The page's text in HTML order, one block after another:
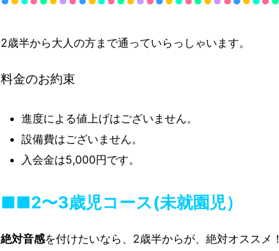
2歳半から大人の方まで通っていらっしゃいます。
料金のお約束
進度による値上げはございません。
設備費はございません。
入会金は5,000円です。
■■2〜3歳児コース(未就園児）
絶対音感を付けたいなら、2歳半からが、絶対オススメ！